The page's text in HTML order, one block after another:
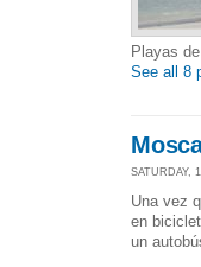
Playas
See all 8
SATURDAY,
Una vez
en
un